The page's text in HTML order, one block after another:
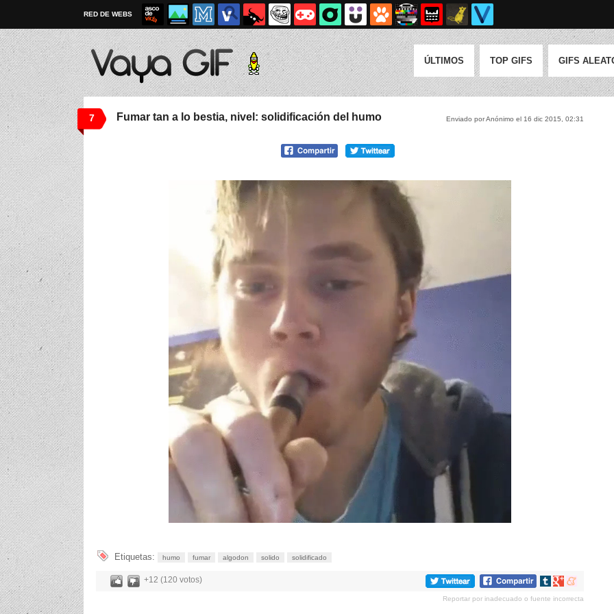
RED DE WEBS
ÚLTIMOS TOP GIFS GIFS
7 Enviado por Anónimo el 16 dic 2015, 02:31
Fumar tan a lo bestia, nivel: solidificación del humo
Etiquetas: humo fumar algodon solido solidificado
+12 (120 votos)
Compartir
tumblr
Compartir
Google+
Compartir
meneame
Reportar por inadecuado o fuente incorrecta